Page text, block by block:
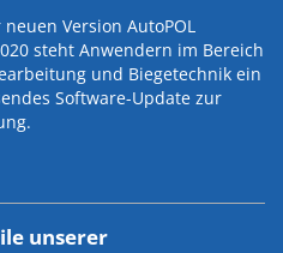
Version AutoPOL
steht Anwendern im Bereich
und Biegetechnik ein
Software-Update zur
unserer